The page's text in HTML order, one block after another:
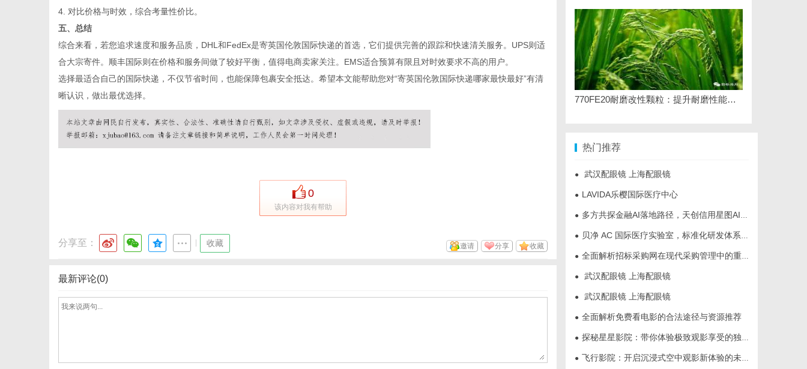
4. 对比价格与时效，综合考量性价比。
五、总结
综合来看，若您追求速度和服务品质，DHL和FedEx是寄英国伦敦国际快递的首选，它们提供完善的跟踪和快速清关服务。UPS则适
合大宗寄件。顺丰国际则在价格和服务间做了较好平衡，值得电商卖家关注。EMS适合预算有限且对时效要求不高的用户。
选择最适合自己的国际快递，不仅节省时间，也能保障包裹安全抵达。希望本文能帮助您对“寄英国伦敦国际快递哪家最快最好”有清
晰认识，做出最优选择。
0
该内容对我有帮助
分享至： 收藏 收藏
分享
邀请
最新评论(0)
770FE20耐磨改性颗粒：提升耐磨性能的革命性材料
热门推荐
● 武汉配眼镜 上海配眼镜
● LAVIDA乐樱国际医疗中心
● 多方共探金融AI落地路径，天创信用星图AI助力产业金融智能升级
● 贝净 AC 国际医疗实验室，标准化研发体系全解析
● 全面解析招标采购网在现代采购管理中的重要作用与应用
● 武汉配眼镜 上海配眼镜
● 武汉配眼镜 上海配眼镜
● 全面解析免费看电影的合法途径与资源推荐
● 探秘星星影院：带你体验极致观影享受的独特空间
● 飞行影院：开启沉浸式空中观影新体验的未来趋势